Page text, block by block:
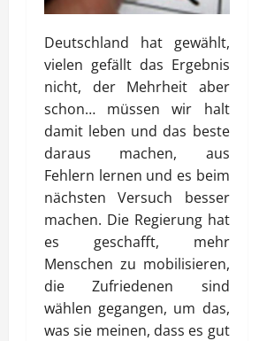
Deutschland hat gewählt,
vielen gefällt das Ergebnis
nicht, der Mehrheit aber
schon… müssen wir halt
damit leben und das beste
daraus machen, aus
Fehlern lernen und es beim
nächsten Versuch besser
machen. Die Regierung hat
es geschafft, mehr
Menschen zu mobilisieren,
die Zufriedenen sind
wählen gegangen, um das,
was sie meinen, dass es gut